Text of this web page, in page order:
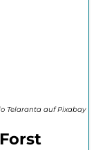
Telaranta auf Pixabay